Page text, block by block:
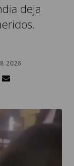
deja
2026